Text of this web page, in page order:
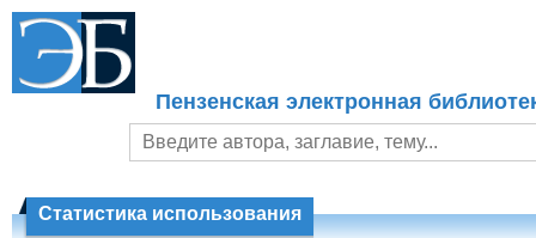
Пензенская электронная
Статистика использования